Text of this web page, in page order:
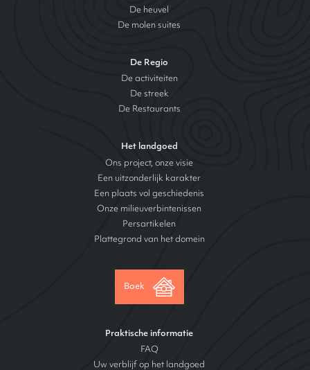
De heuvel
De molen suites
De Regio
De activiteiten
De streek
De Restaurants
Het landgoed
Ons project, onze visie
Een uitzonderlijk karakter
Een plaats vol geschiedenis
Onze milieuverbintenissen
Persartikelen
Plattegrond van het domein
Boek
Praktische informatie
FAQ
Uw verblijf op het landgoed